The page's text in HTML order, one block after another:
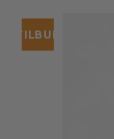
TILBUD